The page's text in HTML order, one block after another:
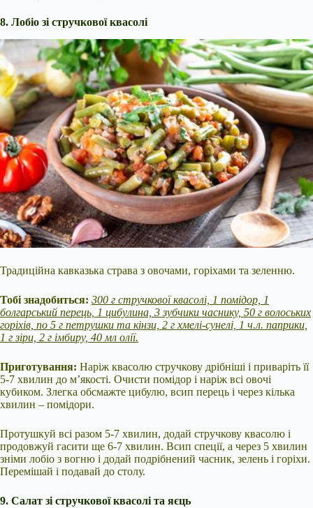
8. Лобіо зі стручкової квасолі
Традиційна кавказька страва з овочами, горіхами та зеленню.
Тобі знадобиться: 300 г стручкової квасолі, 1 помідор, 1
болгарський перець, 1 цибулина, 3 зубчики часнику, 50 г волоських
горіхів, по 5 г петрушки та кінзи, 2 г хмелі-сунелі, 1 ч.л. паприки,
1 г зіри, 2 г імбиру, 40 мл олії.
Приготування: Наріж квасолю стручкову дрібніші і приваріть її
5-7 хвилин до м’якості. Очисти помідор і наріж всі овочі
кубиком. Злегка обсмажте цибулю, всип перець і через кілька
хвилин – помідори.
Протушкуй всі разом 5-7 хвилин, додай стручкову квасолю і
продовжуй гасити ще 6-7 хвилин. Всип спеції, а через 5 хвилин
зніми лобіо з вогню і додай подрібнений часник, зелень і горіхи.
Перемішай і подавай до столу.
9. Салат зі стручкової квасолі та яєць